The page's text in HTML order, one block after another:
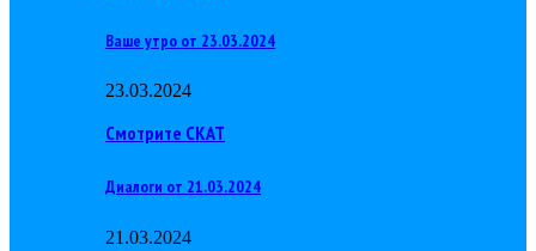
Ваше утро от 23.03.2024
23.03.2024
Смотрите СКАТ
Диалоги от 21.03.2024
21.03.2024